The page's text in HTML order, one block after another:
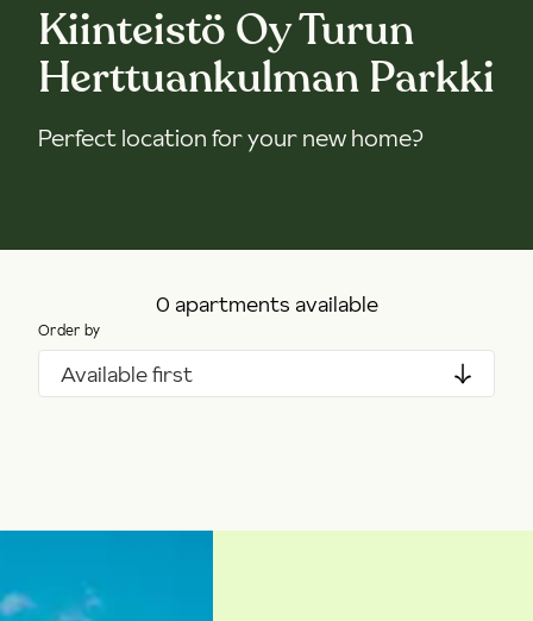
Kiinteistö Oy Turun
Herttuankulman Parkki
Perfect location for your new home?
0 apartments available
Order by
Available first